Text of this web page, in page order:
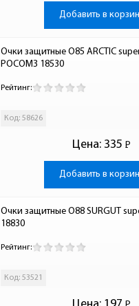
Добавить в
Очки защитные О85 ARCTIC
РОСОМЗ 18530
Рейтинг:
Код: 58626
Цена: 335 Р
-
Добавить в
Очки защитные О88 SURGUT
18830
Рейтинг:
Код: 53521